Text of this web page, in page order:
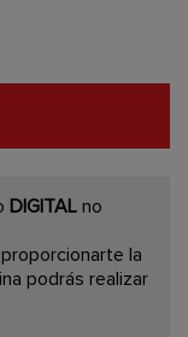
DIGITAL no
la
podrás realizar